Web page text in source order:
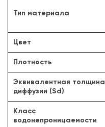
Тип материала
Цвет
Плотность
Эквивалентная толщина
диффузии (Sd)
Класс
водонепроницаемости